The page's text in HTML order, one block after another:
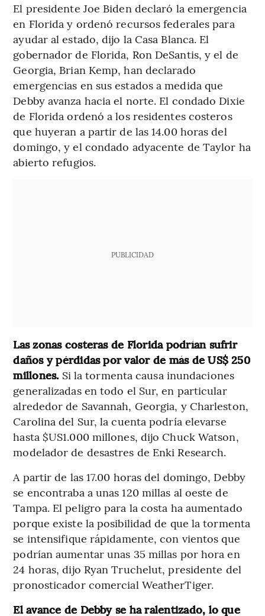
El presidente Joe Biden declaró la emergencia
en Florida y ordenó recursos federales para
ayudar al estado, dijo la Casa Blanca. El
gobernador de Florida, Ron DeSantis, y el de
Georgia, Brian Kemp, han declarado
emergencias en sus estados a medida que
Debby avanza hacia el norte. El condado Dixie
de Florida ordenó a los residentes costeros
que huyeran a partir de las 14.00 horas del
domingo, y el condado adyacente de Taylor ha
abierto refugios.
PUBLICIDAD
Las zonas costeras de Florida podrían sufrir
daños y pérdidas por valor de más de US$ 250
millones. Si la tormenta causa inundaciones
generalizadas en todo el Sur, en particular
alrededor de Savannah, Georgia, y Charleston,
Carolina del Sur, la cuenta podría elevarse
hasta $US1.000 millones, dijo Chuck Watson,
modelador de desastres de Enki Research.
A partir de las 17.00 horas del domingo, Debby
se encontraba a unas 120 millas al oeste de
Tampa. El peligro para la costa ha aumentado
porque existe la posibilidad de que la tormenta
se intensifique rápidamente, con vientos que
podrían aumentar unas 35 millas por hora en
24 horas, dijo Ryan Truchelut, presidente del
pronosticador comercial WeatherTiger.
El avance de Debby se ha ralentizado, lo que